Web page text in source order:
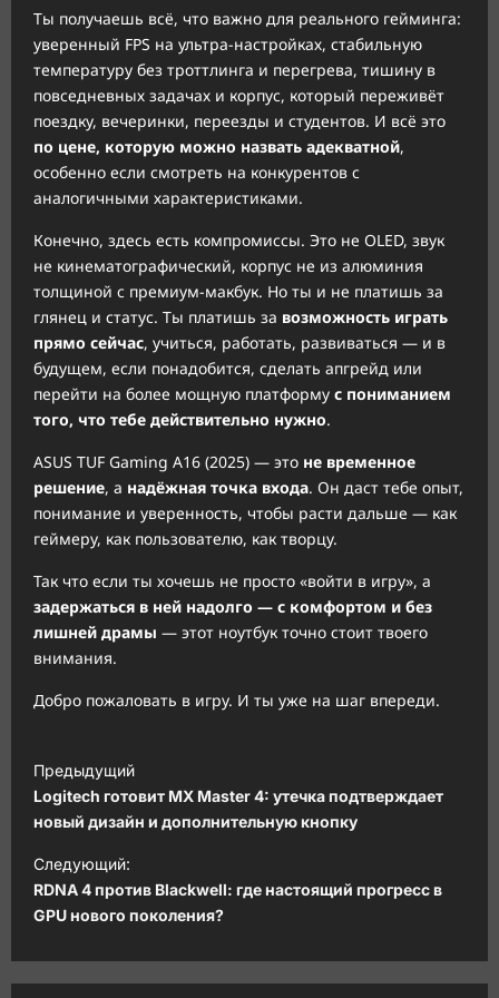
Ты получаешь всё, что важно для реального гейминга:
уверенный FPS на ультра-настройках, стабильную
температуру без троттлинга и перегрева, тишину в
повседневных задачах и корпус, который переживёт
поездку, вечеринки, переезды и студентов. И всё это
по цене, которую можно назвать адекватной,
особенно если смотреть на конкурентов с
аналогичными характеристиками.
Конечно, здесь есть компромиссы. Это не OLED, звук
не кинематографический, корпус не из алюминия
толщиной с премиум-макбук. Но ты и не платишь за
глянец и статус. Ты платишь за возможность играть
прямо сейчас, учиться, работать, развиваться — и в
будущем, если понадобится, сделать апгрейд или
перейти на более мощную платформу с пониманием
того, что тебе действительно нужно.
ASUS TUF Gaming A16 (2025) — это не временное
решение, а надёжная точка входа. Он даст тебе опыт,
понимание и уверенность, чтобы расти дальше — как
геймеру, как пользователю, как творцу.
Так что если ты хочешь не просто «войти в игру», а
задержаться в ней надолго — с комфортом и без
лишней драмы — этот ноутбук точно стоит твоего
внимания.
Добро пожаловать в игру. И ты уже на шаг впереди.
Н
а
в
и
г
а
ц
Предыдущий
Logitech готовит MX Master 4: утечка подтверждает
новый дизайн и дополнительную кнопку
Следующий:
RDNA 4 против Blackwell: где настоящий прогресс в
GPU нового поколения?